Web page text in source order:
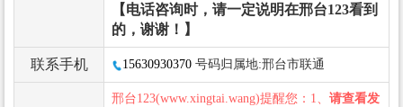
【电话咨询时，请一定说明在邢台123看到
的，谢谢！】
联系手机 15630930370 号码归属地:邢台市联通
邢台123(www.xingtai.wang)提醒您：1、 请查看发